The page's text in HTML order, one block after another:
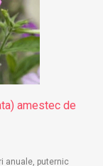
amestec de
anuale, puternic